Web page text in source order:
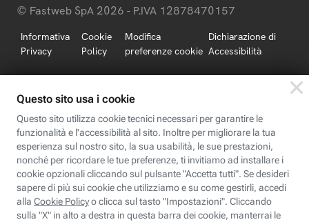
© Fastweb SpA 2026 - P.IVA 12878470157
Informativa
Privacy
Cookie
Policy
Modifica
preferenze cookie
Dichiarazione di
Accessibilità